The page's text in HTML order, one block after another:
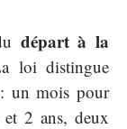
départ à la
loi distingue
un mois pour
et 2 ans, deux